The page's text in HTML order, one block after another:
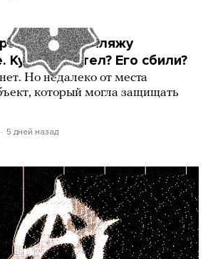
попал по пляжу
Куда он летел? Его сбили?
Но недалеко от места
который могла защищать
5 дней назад